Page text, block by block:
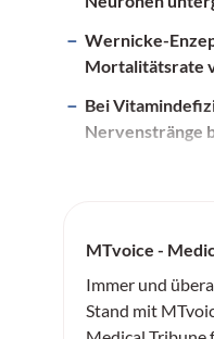
Wernicke-
Mortalitätsrate
Bei
Nervenstränge
MTvoice -
Immer und
Stand mit